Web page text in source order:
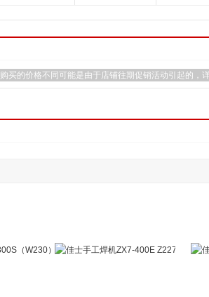
购买的价格不同可能是由于店铺往期促销活动引起的，